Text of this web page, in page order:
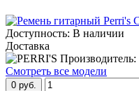
Доступность: В наличии
Доставка
Смотреть все модели
0 руб.